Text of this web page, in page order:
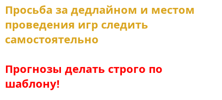
Просьба за дедлайном и местом
проведения игр следить
самостоятельно
Прогнозы делать строго по
шаблону!